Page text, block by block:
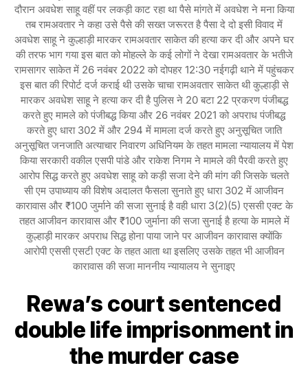
दौरान अवधेश साहू वहीं पर लकड़ी काट रहा था पैसे मांगते में अवधेश ने मना किया
तब रामअवतार ने कहा उसे पैसे की सख्त जरूरत है पैसा दे दो इसी विवाद में
अवधेश साहू ने कुल्हाड़ी मारकर रामअवतार साकेत की हत्या कर दी और अपने घर
की तरफ भाग गया इस बात को मोहल्ले के कई लोगों ने देखा रामअवतार के भतीजे
रामसागर साकेत में 26 नवंबर 2022 को दोपहर 12:30 नईगढ़ी थाने में पहुंचकर
इस बात की रिपोर्ट दर्ज कराई थी उसके चाचा रामअवतार साकेत थी कुल्हाड़ी से
मारकर अवधेश साहू ने हत्या कर दी है पुलिस ने 20 बटा 22 प्रकरण पंजीबद्ध
करते हुए मामले को पंजीबद्ध किया और 26 नवंबर 2021 को अपराध पंजीबद्ध
करते हुए धारा 302 में और 294 में मामला दर्ज करते हुए अनुसूचित जाति
अनुसूचित जनजाति अत्याचार निवारण अधिनियम के तहत मामला न्यायालय में पेश
किया सरकारी वकील एसपी पांडे और राकेश निगम ने मामले की पैरवी करते हुए
आरोप सिद्ध करते हुए अवधेश साहू को कड़ी सजा देने की मांग की जिसके चलते
सी एम उपाध्याय की विशेष अदालत फैसला सुनाते हुए धारा 302 में आजीवन
कारावास और ₹100 जुर्माने की सजा सुनाई है वही धारा 3(2)(5) एससी एक्ट के
तहत आजीवन कारावास और ₹100 जुर्माना की सजा सुनाई है हत्या के मामले में
कुल्हाड़ी मारकर अपराध सिद्ध होना पाया जाने पर आजीवन कारावास क्योंकि
आरोपी एससी एसटी एक्ट के तहत आता था इसलिए उसके तहत भी आजीवन
कारावास की सजा माननीय न्यायालय ने सुनाइए
Rewa’s court sentenced
double life imprisonment in
the murder case